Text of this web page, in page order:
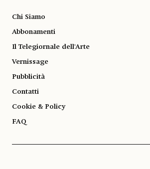
Chi Siamo
Abbonamenti
Il Telegiornale dell'Arte
Vernissage
Pubblicità
Contatti
Cookie & Policy
FAQ